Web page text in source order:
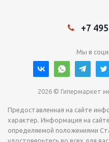
+7
Мы в
2026 © Гипермаркет
Предоставленная на сайте
характер. Информация на
определяемой положениями
удостоверьтесь во всех для